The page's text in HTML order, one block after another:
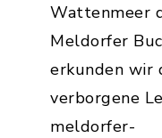
Wattenmeer
Meldorfer
erkunden wir
verborgene
meldorfer-